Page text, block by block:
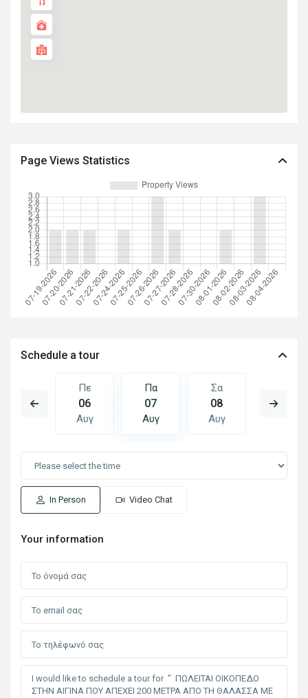
Page Views Statistics
Schedule a tour
Πε
06
Αυγ
Πα
07
Αυγ
Σα
08
Αυγ
09
In Person Video Chat
Your information